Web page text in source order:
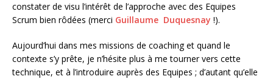
constater de visu l’intérêt de l’approche avec des Equipes
Scrum bien rôdées (merci Guillaume Duquesnay !).
Aujourd’hui dans mes missions de coaching et quand le
contexte s’y prête, je n’hésite plus à me tourner vers cette
technique, et à l’introduire auprès des Equipes ; d’autant qu’elle